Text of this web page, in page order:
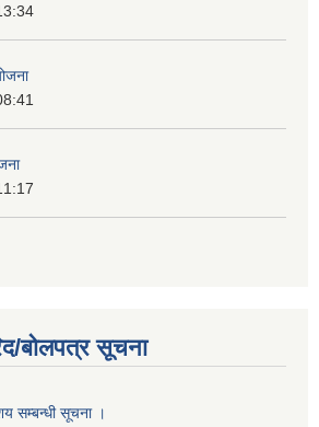
बोलपत्र सूचना
सम्बन्धी सूचना ।